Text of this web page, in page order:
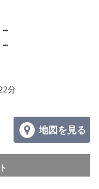
－
－
分
地図を見る